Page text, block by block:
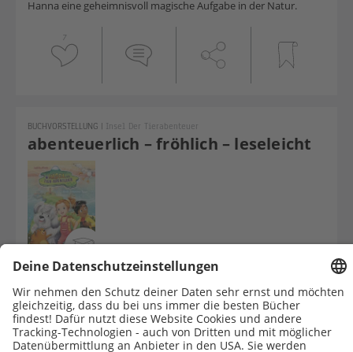
Hanna eine geheimnisvoll magische Aufgabe in der Natur.
7
abenteuerlich – fröhlich – leseleicht
BUCHVORSTELLUNG | Insel Der Tierabenteuer
Mit diesem ersten Band starten tierische Buchabenteuer, die
mit Spaß und Spannung viel Lust aufs Selberlesen machen!
3